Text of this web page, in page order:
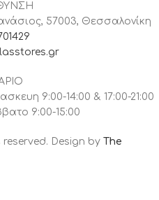
57003, Θεσσαλονίκη
9:00-14:00 & 17:00-21:00
9:00-15:00
reserved. Design by The